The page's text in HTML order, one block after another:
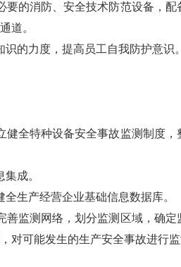
要的消防、安全技术防范设备，
道。
的力度，提高员工自我防护意识。
健全特种设备安全事故监测制度
成。
生产经营企业基础信息数据库。
善监测网络，划分监测区域，确
对可能发生的生产安全事故进行监